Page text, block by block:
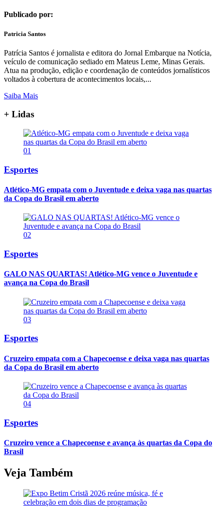
Publicado por:
Patricia Santos
Patrícia Santos é jornalista e editora do Jornal Embarque na Notícia,
veículo de comunicação sediado em Mateus Leme, Minas Gerais.
Atua na produção, edição e coordenação de conteúdos jornalísticos
voltados à cobertura de acontecimentos locais,...
Saiba Mais
+ Lidas
01
Esportes
Atlético-MG empata com o Juventude e deixa vaga nas quartas
da Copa do Brasil em aberto
02
Esportes
GALO NAS QUARTAS! Atlético-MG vence o Juventude e
avança na Copa do Brasil
03
Esportes
Cruzeiro empata com a Chapecoense e deixa vaga nas quartas
da Copa do Brasil em aberto
04
Esportes
Cruzeiro vence a Chapecoense e avança às quartas da Copa do
Brasil
Veja Também